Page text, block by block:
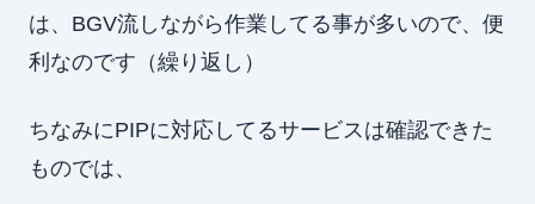
は、BGV流しながら作業してる事が多いので、便
利なのです（繰り返し）
ちなみにPIPに対応してるサービスは確認できた
ものでは、